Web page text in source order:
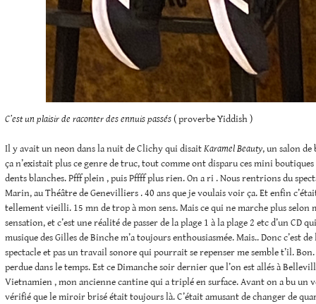
C’est un plaisir de raconter des ennuis passés( proverbe Yiddish )
Il y avait un neon dans la nuit de Clichy qui disaitKaramel Beauty, un salon de
ça n’existait plus ce genre de truc, tout comme ont disparu ces mini
dents blanches. Pfff plein , puis Pffff plus rien. On a ri . Nous rentrions du
Marin, au Théâtre de Genevilliers . 40 ans que je voulais voir ça. Et enfin
tellement vieilli. 15 mn de trop à mon sens. Mais ce qui ne marche plus selon
sensation, et c’est une réalité de passer de la plage 1 à la plage 2 etc d’un CD
musique des Gilles de Binche m’a toujours enthousiasmée. Mais.. Donc c’est
spectacle et pas un travail sonore qui pourrait se repenser me semble t’il.
perdue dans le temps. Est ce Dimanche soir dernier que l’on est allés à
Vietnamien , mon ancienne cantine qui a triplé en surface. Avant on a bu un
vérifié que le miroir brisé était toujours là. C’était amusant de changer de